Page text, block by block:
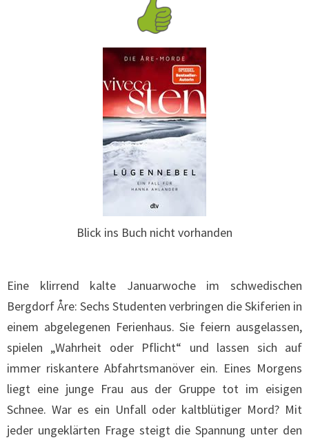
Blick ins Buch nicht vorhanden
Eine klirrend kalte Januarwoche im schwedischen
Bergdorf Åre: Sechs Studenten verbringen die Skiferien in
einem abgelegenen Ferienhaus. Sie feiern ausgelassen,
spielen „Wahrheit oder Pflicht“ und lassen sich auf
immer riskantere Abfahrtsmanöver ein. Eines Morgens
liegt eine junge Frau aus der Gruppe tot im eisigen
Schnee. War es ein Unfall oder kaltblütiger Mord? Mit
jeder ungeklärten Frage steigt die Spannung unter den